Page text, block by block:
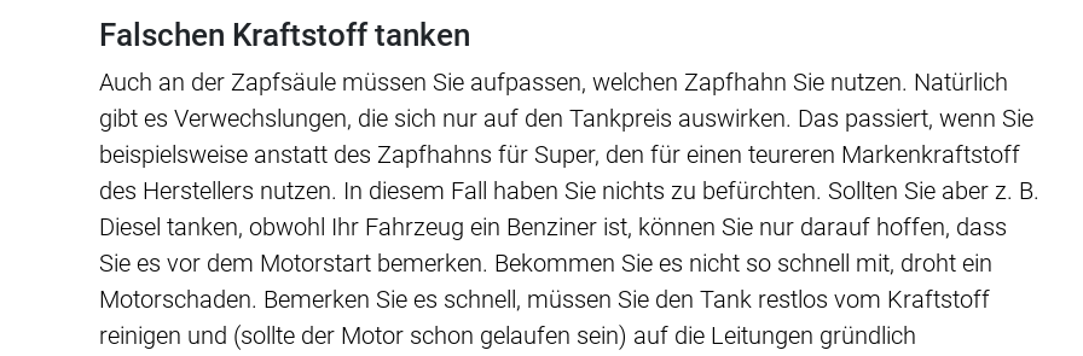
Falschen Kraftstoff tanken
Auch an der Zapfsäule müssen Sie aufpassen, welchen Zapfhahn Sie nutzen. Natürlich
gibt es Verwechslungen, die sich nur auf den Tankpreis auswirken. Das passiert, wenn Sie
beispielsweise anstatt des Zapfhahns für Super, den für einen teureren Markenkraftstoff
des Herstellers nutzen. In diesem Fall haben Sie nichts zu befürchten. Sollten Sie aber z. B.
Diesel tanken, obwohl Ihr Fahrzeug ein Benziner ist, können Sie nur darauf hoffen, dass
Sie es vor dem Motorstart bemerken. Bekommen Sie es nicht so schnell mit, droht ein
Motorschaden. Bemerken Sie es schnell, müssen Sie den Tank restlos vom Kraftstoff
reinigen und (sollte der Motor schon gelaufen sein) auf die Leitungen gründlich